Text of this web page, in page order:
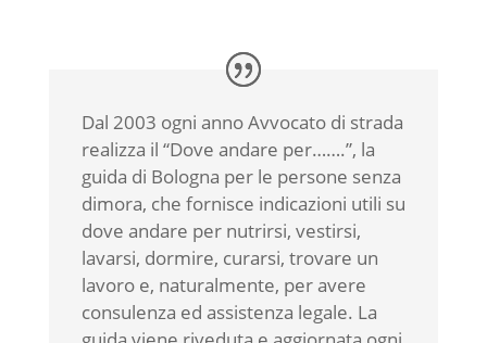
Dal 2003 ogni anno Avvocato di strada
realizza il “Dove andare per…….”, la
guida di Bologna per le persone senza
dimora, che fornisce indicazioni utili su
dove andare per nutrirsi, vestirsi,
lavarsi, dormire, curarsi, trovare un
lavoro e, naturalmente, per avere
consulenza ed assistenza legale. La